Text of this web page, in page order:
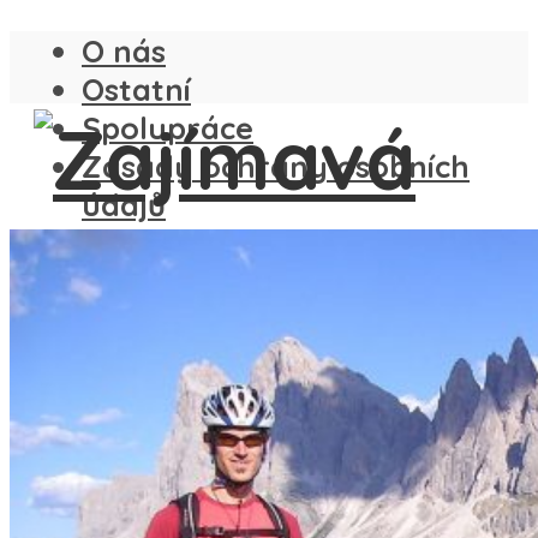
O nás
Ostatní
Spolupráce
Zásady ochrany osobních
údajů
ČESKO
SLOVENSKO
ANGLIE
FRANCIE